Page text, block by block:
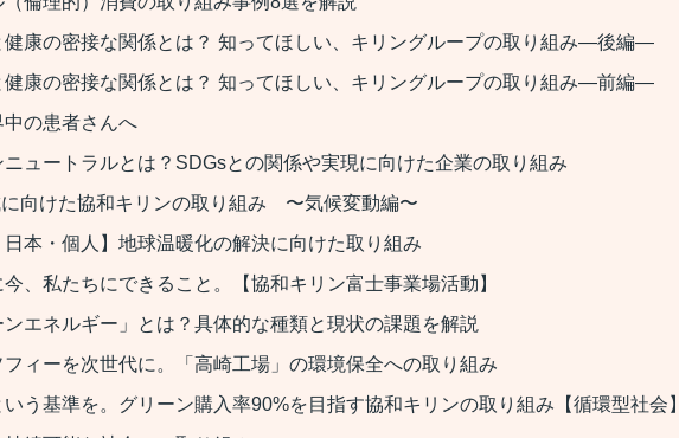
健康の密接な関係とは？ 知ってほしい、キリングループの取り組み―後編―
健康の密接な関係とは？ 知ってほしい、キリングループの取り組み―前編―
の患者さんへ
ニュートラルとは？SDGsとの関係や実現に向けた企業の取り組み
向けた協和キリンの取り組み 〜気候変動編〜
日本・個人】地球温暖化の解決に向けた取り組み
、私たちにできること。【協和キリン富士事業場活動】
ンエネルギー」とは？具体的な種類と現状の課題を解説
ィーを次世代に。「高崎工場」の環境保全への取り組み
いう基準を。グリーン購入率90%を目指す協和キリンの取り組み【循環型社会】